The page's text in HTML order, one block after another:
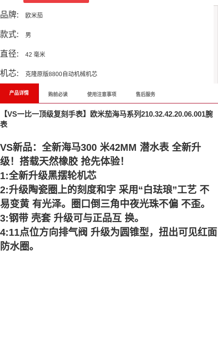
品牌: 欧米茄
款式: 男
直径: 42 毫米
机芯: 克隆原版8800自动机械机芯
产品详情 购前必读 使用注意事项 售后服务
【VS一比一顶级复刻手表】欧米茄海马系列210.32.42.20.06.001腕
表
VS新品：全新海马300 米42MM 潜水表 全新升
级！搭载天然橡胶 抢先体验！
1:全新升级黑摆轮机芯
2:升级陶瓷圈上的刻度和字 采用“白珐琅”工艺 不
易变黄 有光泽。圈口倒三角中夜光珠不偏 不歪。
3:钢带 壳套 升级可与正品互 换。
4:11点位方向排气阀 升级为圆锥型，扭出可见红面
防水圈。